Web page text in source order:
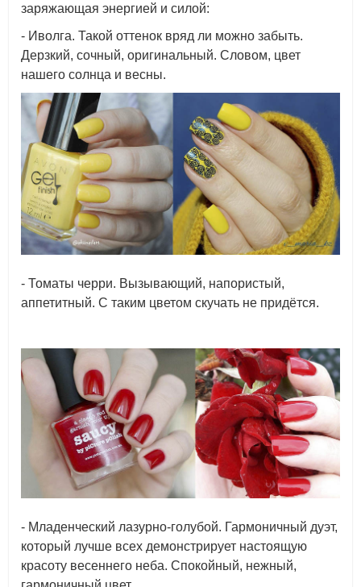
заряжающая энергией и силой:
- Иволга. Такой оттенок вряд ли можно забыть.
Дерзкий, сочный, оригинальный. Словом, цвет
нашего солнца и весны.
- Томаты черри. Вызывающий, напористый,
аппетитный. С таким цветом скучать не придётся.
- Младенческий лазурно-голубой. Гармоничный дуэт,
который лучше всех демонстрирует настоящую
красоту весеннего неба. Спокойный, нежный,